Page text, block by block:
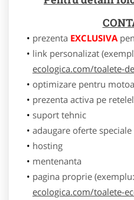
prezenta EXCLUSIVA
link personalizat
ecologica.com/toalete-
optimizare pentru
prezenta activa pe
suport tehnic
adaugare oferte speciale
hosting
mentenanta
pagina proprie (exemplu:
ecologica.com/toalete-